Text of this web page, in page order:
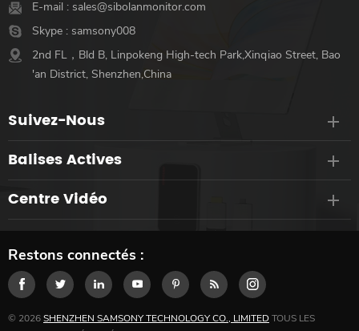
E-mail : sales@sibolanmonitor.com
Skype : samsony008
2nd FL，Bld B, Linpokeng High-tech Park,Xinqiao Street, Bao
'an District, Shenzhen,China
Suivez-Nous
Balises Actives
Centre Vidéo
Restons connectés :
© 2026SHENZHEN SAMSONY TECHNOLOGY CO., LIMITED TOUS LES